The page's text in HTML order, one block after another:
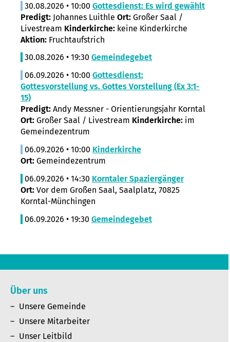
30.08.2026 • 10:00 Gottesdienst: Es wird gewählt
Predigt: Johannes Luithle Ort: Großer Saal /
Livestream Kinderkirche: keine Kinderkirche
Aktion: Fruchtaufstrich
30.08.2026 • 19:30 Gemeindegebet
06.09.2026 • 10:00 Gottesdienst:
Gottesvorstellung vs. Gottes Vorstellung (Ex 3:1-
15)
Predigt: Andy Messner - Orientierungsjahr Korntal
Ort: Großer Saal / Livestream Kinderkirche: im
Gemeindezentrum
06.09.2026 • 10:00 Kinderkirche
Ort: Gemeindezentrum
06.09.2026 • 14:30 Korntaler Spaziergänger
Ort: Vor dem Großen Saal, Saalplatz, 70825
Korntal-Münchingen
06.09.2026 • 19:30 Gemeindegebet
Über uns
Unsere Gemeinde
Unsere Mitarbeiter
Unser Leitbild